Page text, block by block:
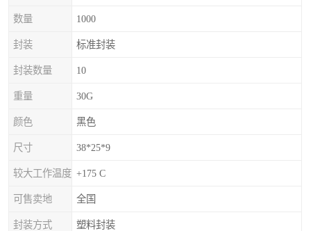
数量 1000
封装 标准封装
封装数量 10
重量 30G
颜色 黑色
尺寸 38*25*9
较大工作温度 +175 C
可售卖地 全国
封装方式 塑料封装